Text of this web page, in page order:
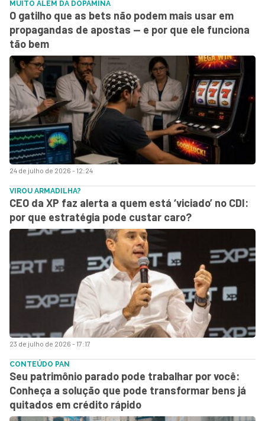
24 de julho de 2026 - 12:24
MUITO ALÉM DA DOPAMINA
O gatilho que as bets não podem mais usar em
propagandas de apostas — e por que ele funciona
tão bem
23 de julho de 2026 - 17:17
VIROU ARMADILHA?
CEO da XP faz alerta a quem está ‘viciado’ no CDI:
por que estratégia pode custar caro?
CONTEÚDO PAN
Seu patrimônio parado pode trabalhar por você:
Conheça a solução que pode transformar bens já
quitados em crédito rápido